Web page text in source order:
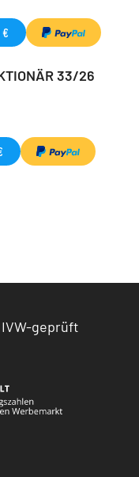
€
33/26
IVW-geprüft